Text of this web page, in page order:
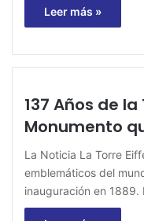
Leer más »
137 Años de la
Monumento
La Noticia La Torre
emblemáticos del
inauguración en 1889.